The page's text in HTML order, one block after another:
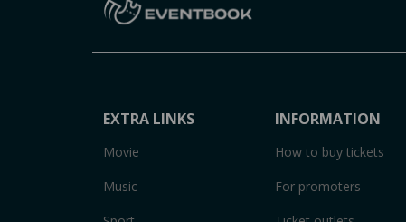
EXTRA LINKS
Movie
Music
INFORMATION
How to buy tickets
For promoters